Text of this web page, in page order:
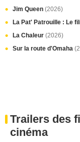
Jim Queen (2026)
La Pat' Patrouille : Le
La Chaleur (2026)
Sur la route d'Omaha
Trailers des
cinéma